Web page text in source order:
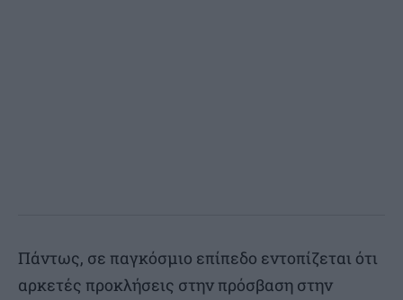
Πάντως, σε παγκόσμιο επίπεδο εντοπίζεται ότι
αρκετές προκλήσεις στην πρόσβαση στην